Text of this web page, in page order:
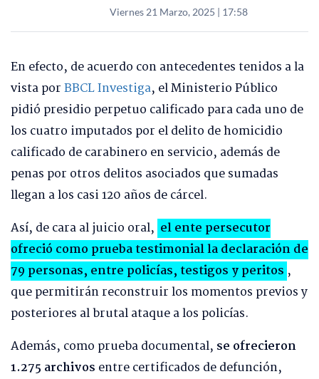
Viernes 21 Marzo, 2025 | 17:58
En efecto, de acuerdo con antecedentes tenidos a la
vista porBBCL Investiga, el Ministerio Público
pidió presidio perpetuo calificado para cada uno de
los cuatro imputados por el delito de homicidio
calificado de carabinero en servicio, además de
penas por otros delitos asociados que sumadas
llegan a los casi 120 años de cárcel.
Así, de cara al juicio oral, el ente persecutor
ofreció como prueba testimonial la declaración de
79 personas, entre policías, testigos y peritos ,
que permitirán reconstruir los momentos previos y
posteriores al brutal ataque a los policías.
Además, como prueba documental, se ofrecieron
1.275 archivos entre certificados de defunción,